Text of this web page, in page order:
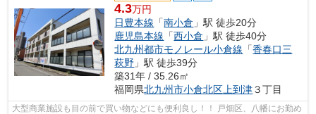
4.3万円
日豊本線 「南小倉 」駅 徒歩20分
鹿児島本線 「西小倉 」駅 徒歩40分
北九州都市モノレール小倉線 「香春口三
萩野 」駅 徒歩39分
築31年 / 35.26㎡
福岡県北九州市小倉北区 上到津３丁目
大型商業施設も目の前で買い物などにも便利良し！！ 戸畑区、八幡にお勤め